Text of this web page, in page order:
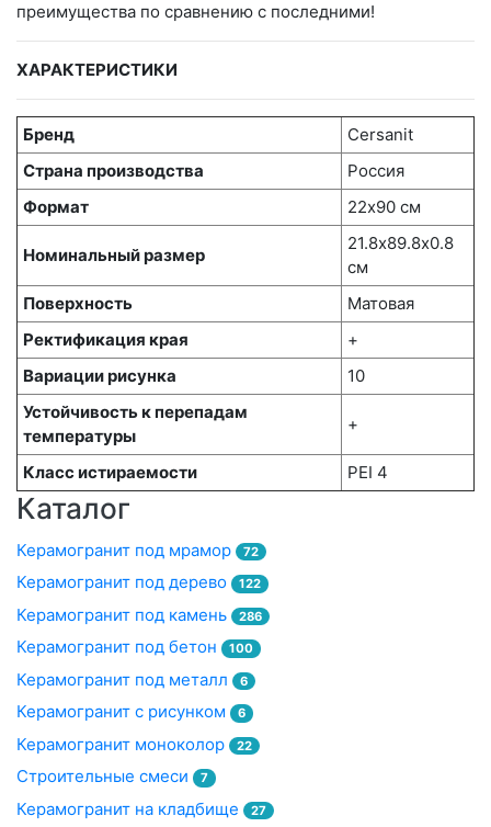
преимущества по сравнению с последними!
ХАРАКТЕРИСТИКИ
Бренд
Cersanit
Страна производства
Россия
Формат
22х90 см
Номинальный размер
21.8х89.8x0.8
см
Поверхность
Матовая
Ректификация края
+
Вариации рисунка
10
Устойчивость к перепадам
температуры
+
Класс истираемости PEI 4
Каталог
Керамогранит под мрамор 72
Керамогранит под дерево 122
Керамогранит под камень 286
Керамогранит под бетон 100
Керамогранит под металл 6
Керамогранит с рисунком 6
Керамогранит моноколор 22
Строительные смеси 7
Керамогранит на кладбище 27